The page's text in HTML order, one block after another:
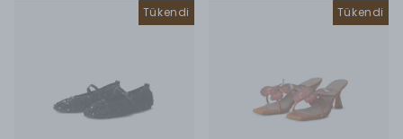
Tükendi Tükendi